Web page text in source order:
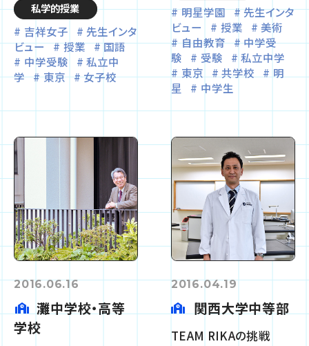
私学的授業
吉祥女子
先生インタ
ビュー
授業
国語
中学受験
私立中
学
東京 女子校
明星学園
先生インタ
ビュー
授業
美術
自由教育
中学受
験
受験
私立中学
東京
共学校
明
星
中学生
2016.06.16
灘中学校・高等
学校
2016.04.19
関西大学中等部
TEAM RIKAの挑戦